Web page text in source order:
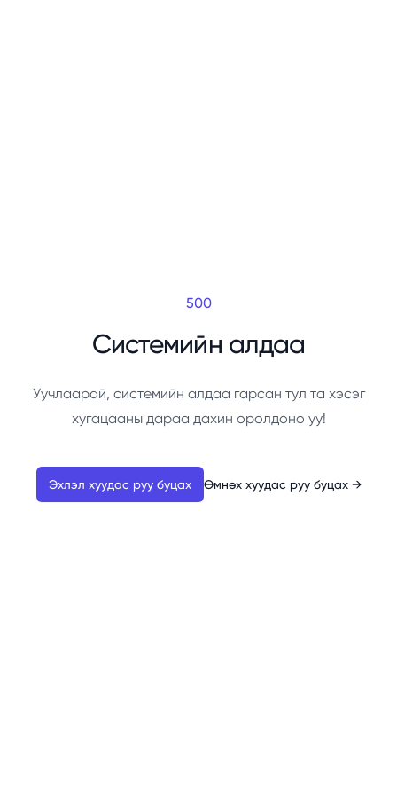
500
Системийн алдаа
Уучлаарай, системийн алдаа гарсан тул та хэсэг
хугацааны дараа дахин оролдоно уу!
Эхлэл хуудас руу буцах Өмнөх хуудас руу буцах →